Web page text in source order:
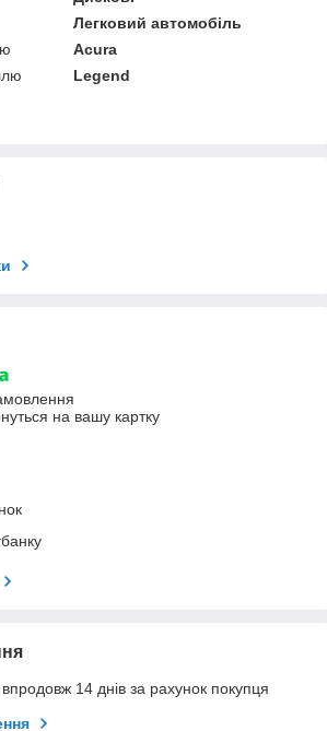
Легковий автомобіль
Acura
Legend
на вашу картку
14 днів за рахунок покупця